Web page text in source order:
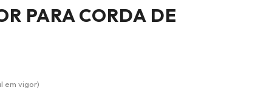
PARA CORDA DE
em vigor)